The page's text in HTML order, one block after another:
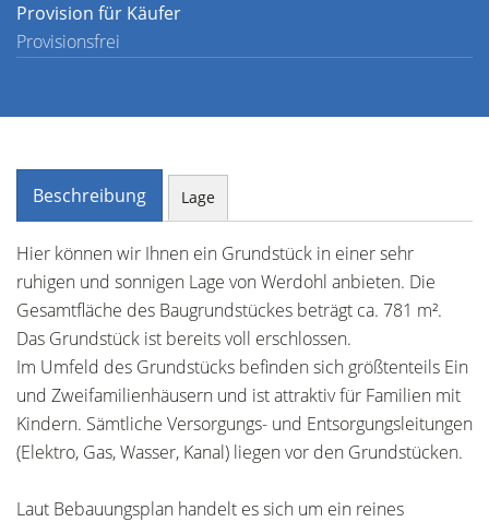
Provision für Käufer
Provisionsfrei
Beschreibung Lage
Hier können wir Ihnen ein Grundstück in einer sehr
ruhigen und sonnigen Lage von Werdohl anbieten. Die
Gesamtfläche des Baugrundstückes beträgt ca. 781 m².
Das Grundstück ist bereits voll erschlossen.
Im Umfeld des Grundstücks befinden sich größtenteils Ein
und Zweifamilienhäusern und ist attraktiv für Familien mit
Kindern. Sämtliche Versorgungs- und Entsorgungsleitungen
(Elektro, Gas, Wasser, Kanal) liegen vor den Grundstücken.
Laut Bebauungsplan handelt es sich um ein reines